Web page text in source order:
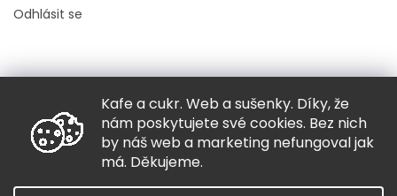
Kafe a cukr. Web a sušenky. Díky, že
nám poskytujete své cookies. Bez nich
by náš web a marketing nefungoval jak
má. Děkujeme.
Odhlásit se
Copyright 2026Hugo chodí bos. Všechna práva vyhrazena.
Grafický návrh vytvořil a nakódovalShoptak.cz